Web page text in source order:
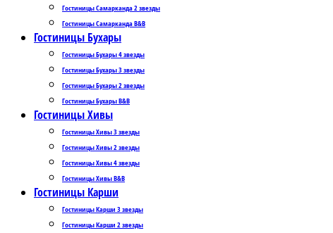
Гостиницы Самарканда 2 звезды
Гостиницы Самарканда B&B
Гостиницы Бухары
Гостиницы Бухары 4 звезды
Гостиницы Бухары 3 звезды
Гостиницы Бухары 2 звезды
Гостиницы Бухары B&B
Гостиницы Хивы
Гостиницы Хивы 3 звезды
Гостиницы Хивы 2 звезды
Гостиницы Хивы 4 звезды
Гостиницы Хивы B&B
Гостиницы Карши
Гостиницы Карши 3 звезды
Гостиницы Карши 2 звезды